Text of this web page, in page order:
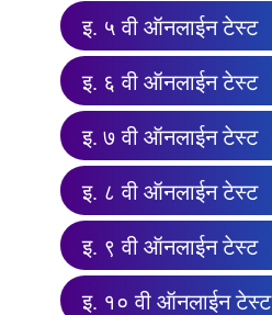
इ. ५ वी ऑनलाईन टेस्ट
इ. ६ वी ऑनलाईन टेस्ट
इ. ७ वी ऑनलाईन टेस्ट
इ. ८ वी ऑनलाईन टेस्ट
इ. ९ वी ऑनलाईन टेस्ट
इ. १० वी ऑनलाईन टेस्ट